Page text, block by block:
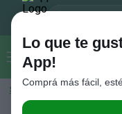
Buscar...
Seleccioná el método de
Lo que te
App!
Comprá más fácil,
Términos más buscados